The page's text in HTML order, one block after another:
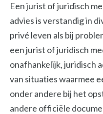
Een jurist of juridisch
advies is verstandig in
privé leven als bij
een jurist of juridisch
onafhankelijk, juridisch
van situaties waarmee
onder andere bij het
andere officiële